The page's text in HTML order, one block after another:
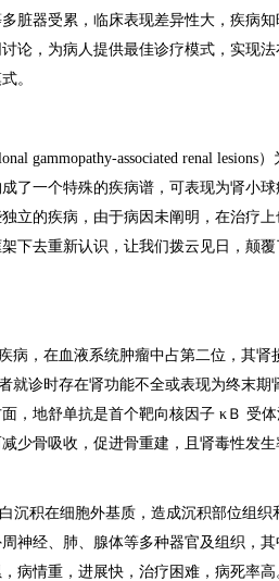
脏器受累，临床表现差异性大，疾病
论，为病人提供最佳诊疗模式，实现
。
gammopathy-associated renal lesions
了一个特殊的疾病谱，可表现为肾小
立的疾病，由于病因未阐明，在治疗
下去重新认识，让我们拨云见日，颠
病，在血液系统肿瘤中占第二位，其肾
就诊时存在肾功能不全或表现为终末期
，地舒单抗是首个靶向核因子 κＢ 受
少骨吸收，促进骨重建，且肾毒性发
沉积在细胞外基质，造成沉积部位组
神经、肺、腺体等多种器官及组织，
病情重，进展快，治疗困难，病死率